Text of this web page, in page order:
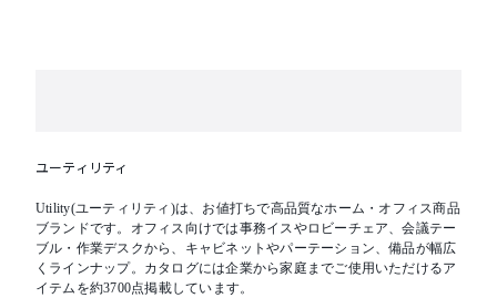
ユーティリティ
Utility(ユーティリティ)は、お値打ちで高品質なホーム・オフィス商品
ブランドです。オフィス向けでは事務イスやロビーチェア、会議テー
ブル・作業デスクから、キャビネットやパーテーション、備品が幅広
くラインナップ。カタログには企業から家庭までご使用いただけるア
イテムを約3700点掲載しています。